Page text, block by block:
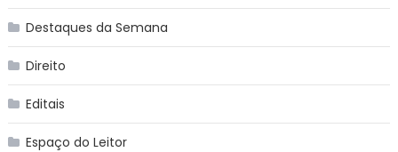
Destaques da Semana
Direito
Editais
Espaço do Leitor